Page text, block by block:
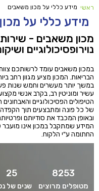
ראשי מידע כללי על מכון משאבים
מידע כללי על
מכון משאבים -
נוירופסיכולוגיים
במכון משאבים עומד לרשותכם
הבריאות. המכון מציע מגוון רחב
במשך יותר מעשרים וחמש שנות
עשיר ומוניטין רב, בקרב אנשי
הטיפולים הפסיכולוגיים
של כל פונה ומתבצעים תוך
ובאופן המכבד את סודיותם
המידע שמתקבל במכון אינו
החתומה ע"י הלקוח.
8253
מטופלים מרוצים
25
שנים של